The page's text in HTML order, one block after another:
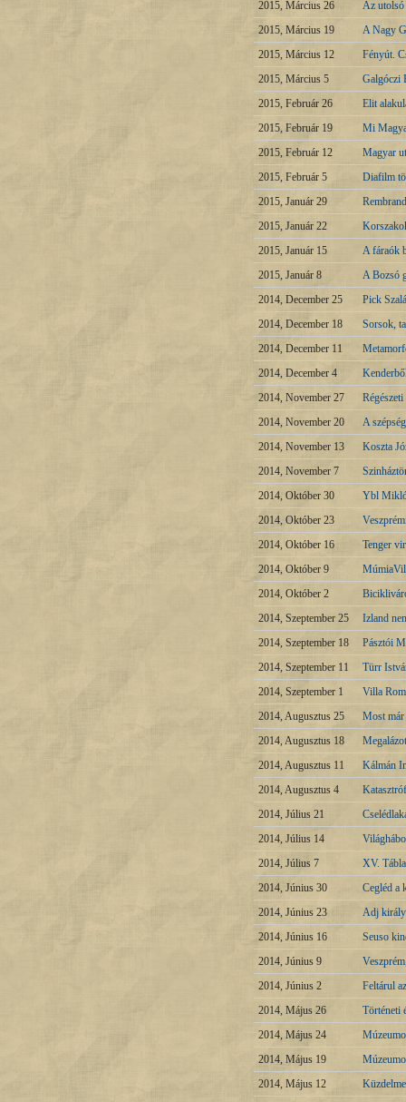
2015, Március 26
Az utolsó
2015, Március 19
A Nagy
2015, Március 12
Fényút.
2015, Március 5
Galgóczi
2015, Február 26
Elit
2015, Február 19
Mi
2015, Február 12
Magyar
2015, Február 5
Diafilm
2015, Január 29
2015, Január 22
2015, Január 15
A fáraók
2015, Január 8
A Bozsó
2014, December 25
Pick
2014, December 18
Sorsok,
2014, December 11
2014, December 4
2014, November 27
2014, November 20
A
2014, November 13
Koszta
2014, November 7
2014, Október 30
Ybl
2014, Október 23
2014, Október 16
Tenger
2014, Október 9
2014, Október 2
2014, Szeptember 25
Izland
2014, Szeptember 18
Pásztói
2014, Szeptember 11
Türr
2014, Szeptember 1
Villa
2014, Augusztus 25
Most már
2014, Augusztus 18
2014, Augusztus 11
Kálmán
2014, Augusztus 4
2014, Július 21
2014, Július 14
2014, Július 7
XV.
2014, Június 30
Cegléd a
2014, Június 23
Adj
2014, Június 16
Seuso
2014, Június 9
2014, Június 2
Feltárul
2014, Május 26
Történeti
2014, Május 24
2014, Május 19
2014, Május 12